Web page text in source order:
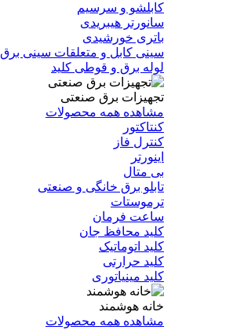
کابلشو و سرسیم
سانورتر هیبریدی
باتری خورشیدی
سینی کابل و متعلقات سینی برق
لوله برق و قوطی کلید
تجهیزات برق صنعتی
مشاهده همه محصولات
کنتاکتور
کنترل فاز
اینورتر
بی متال
تابلو برق خانگی و صنعتی
ترموستات
ساعت فرمان
کلید محافظ جان
کلید اتوماتیک
کلید حرارتی
کلید مینیاتوری
خانه هوشمند
مشاهده همه محصولات